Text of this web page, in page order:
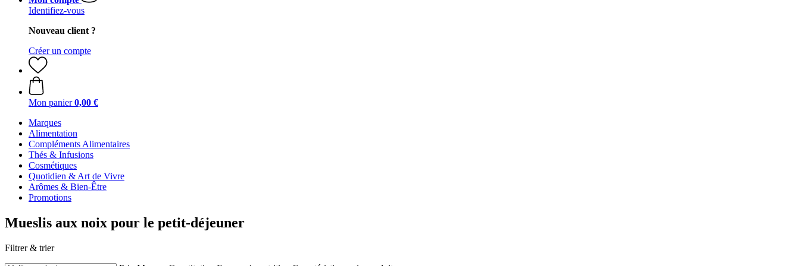
Identifiez-vous
Nouveau client ?
Créer un compte
Mon panier 0,00 €
Marques
Alimentation
Compléments Alimentaires
Thés & Infusions
Cosmétiques
Quotidien & Art de Vivre
Arômes & Bien-Être
Promotions
Mueslis aux noix pour le petit-déjeuner
Filtrer & trier